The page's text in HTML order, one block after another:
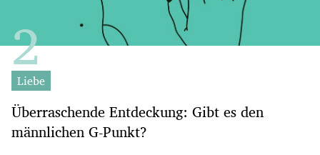
Liebe
Überraschende Entdeckung: Gibt es den
männlichen G-Punkt?